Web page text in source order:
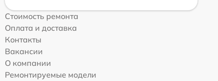
Стоимость ремонта
Оплата и доставка
Контакты
Вакансии
О компании
Ремонтируемые модели